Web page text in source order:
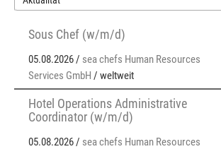
Sous Chef (w/m/d)
05.08.2026 / sea chefs Human Resources
Services GmbH / weltweit
Hotel Operations Administrative
Coordinator (w/m/d)
05.08.2026 / sea chefs Human Resources